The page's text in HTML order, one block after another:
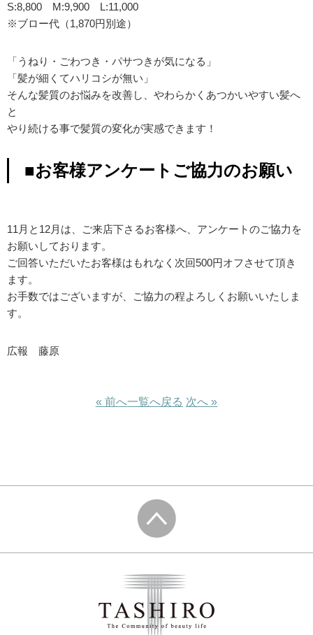
S:8,800 M:9,900 L:11,000
※ブロー代（1,870円別途）
「うねり・ごわつき・パサつきが気になる」
「髪が細くてハリコシが無い」
そんな髪質のお悩みを改善し、やわらかくあつかいやすい髪へ
と
やり続ける事で髪質の変化が実感できます！
■お客様アンケートご協力のお願い
11月と12月は、ご来店下さるお客様へ、アンケートのご協力を
お願いしております。
ご回答いただいたお客様はもれなく次回500円オフさせて頂き
ます。
お手数ではございますが、ご協力の程よろしくお願いいたしま
す。
広報 藤原
« 前へ一覧へ戻る 次へ »